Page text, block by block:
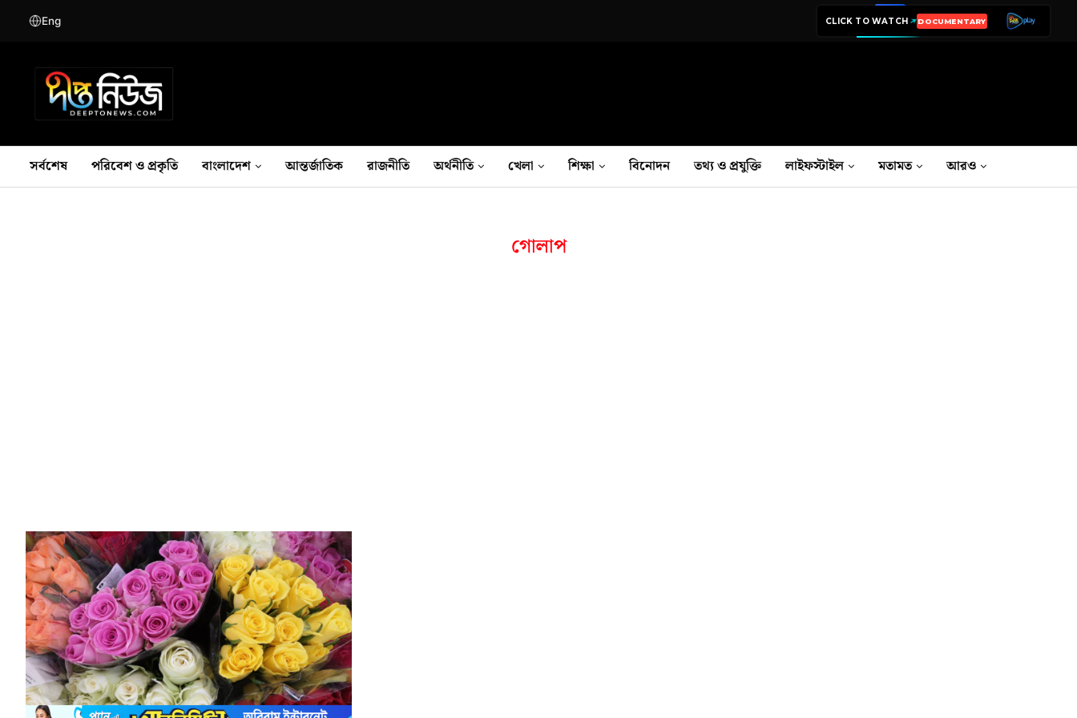
Eng CLICK TO WATCH DOCUMENTARY
সর্বশেষ পরিবেশ ও প্রকৃতি বাংলাদেশ আন্তর্জাতিক রাজনীতি অর্থনীতি খেলা শিক্ষা বিনোদন তথ‍্য ও প্রযুক্তি লাইফস্টাইল মতামত আরও
গোলাপ